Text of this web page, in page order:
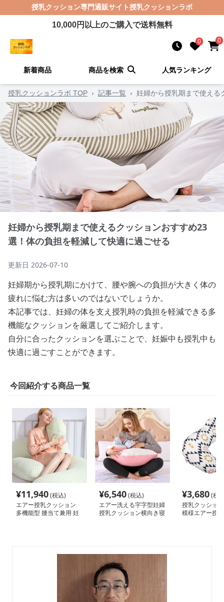
授乳クッション専門通販サイト授乳クッションラボ
10,000円以上のご購入で送料無料
0 0
新着商品 商品を検索 人気ランキング
授乳クッションラボ TOP › 記事一覧 › 妊婦から授乳期まで使える
妊婦から授乳期まで使えるクッションおすすめ23
選！体の負担を軽減して快適に過ごせる
更新日 2026-07-10
妊婦期から授乳期にかけて、腰や腕への負担が大きく体の
疲れに悩む方は多いのではないでしょうか。
本記事では、妊婦の体を支え授乳時の負担を軽減できる多
機能なクッションを厳選してご紹介します。
自分に合ったクッションを選ぶことで、妊娠中も授乳中も
快適に過ごすことができます。
今回紹介する商品一覧
¥11,940(税込)
エアー授乳クッション
多機能型 腰当て兼用 妊
¥6,540(税込)
エアー洗える宇字型妊婦
授乳クッション横向き寝
¥3,680(税
授乳クッショ
模様エアー授